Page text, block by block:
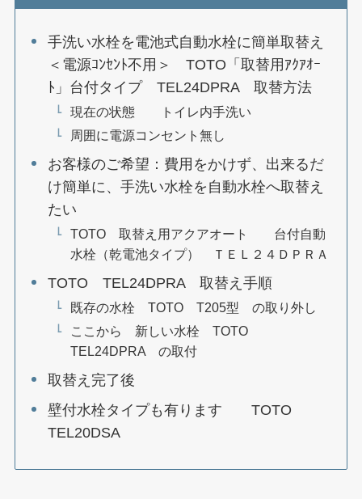
手洗い水栓を電池式自動水栓に簡単取替え
＜電源ｺﾝｾﾝﾄ不用＞ TOTO「取替用ｱｸｱｵｰ
ﾄ」台付タイプ TEL24DPRA 取替方法
現在の状態 トイレ内手洗い
周囲に電源コンセント無し
お客様のご希望：費用をかけず、出来るだ
け簡単に、手洗い水栓を自動水栓へ取替え
たい
TOTO 取替え用アクアオート 台付自動
水栓（乾電池タイプ） ＴＥＬ２４ＤＰＲＡ
TOTO TEL24DPRA 取替え手順
既存の水栓 TOTO T205型 の取り外し
ここから 新しい水栓 TOTO
TEL24DPRA の取付
取替え完了後
壁付水栓タイプも有ります TOTO
TEL20DSA